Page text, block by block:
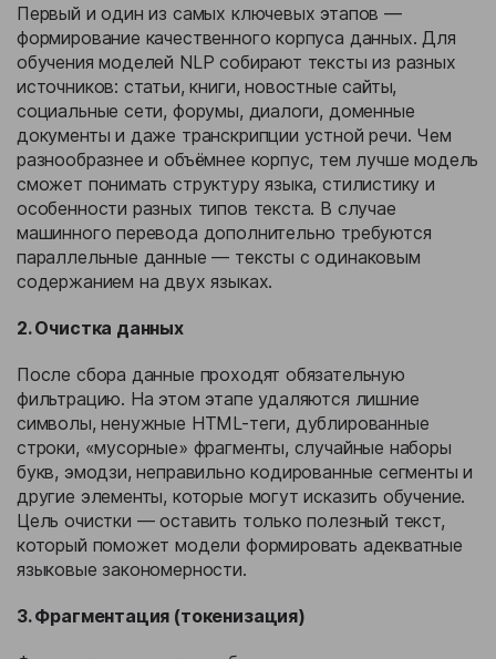
Первый и один из самых ключевых этапов —
формирование качественного корпуса данных. Для
обучения моделей NLP собирают тексты из разных
источников: статьи, книги, новостные сайты,
социальные сети, форумы, диалоги, доменные
документы и даже транскрипции устной речи. Чем
разнообразнее и объёмнее корпус, тем лучше модель
сможет понимать структуру языка, стилистику и
особенности разных типов текста. В случае
машинного перевода дополнительно требуются
параллельные данные — тексты с одинаковым
содержанием на двух языках.
2. Очистка данных
После сбора данные проходят обязательную
фильтрацию. На этом этапе удаляются лишние
символы, ненужные HTML-теги, дублированные
строки, «мусорные» фрагменты, случайные наборы
букв, эмодзи, неправильно кодированные сегменты и
другие элементы, которые могут исказить обучение.
Цель очистки — оставить только полезный текст,
который поможет модели формировать адекватные
языковые закономерности.
3. Фрагментация (токенизация)